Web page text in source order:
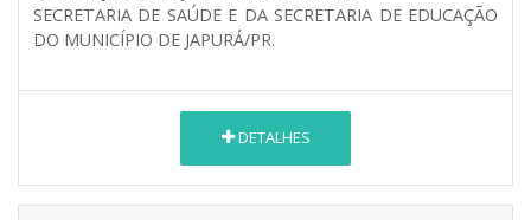
SECRETARIA DE SAÚDE E DA SECRETARIA DE EDUCAÇÃO
DO MUNICÍPIO DE JAPURÁ/PR.
DETALHES